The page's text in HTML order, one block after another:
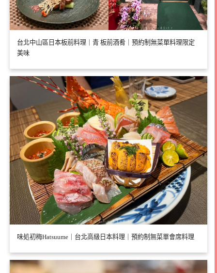
台北中山區日本板前料理｜青 板前酒肴｜預約制無菜單料理限定
美味
味処初梅Hatsuume｜台北高級日本料理｜預約制無菜單會席料理